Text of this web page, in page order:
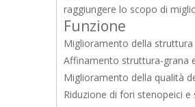
raggiungere lo scopo di
Funzione
Miglioramento della struttura
Affinamento struttura-grana
Miglioramento della qualità
Riduzione di fori stenopeici e